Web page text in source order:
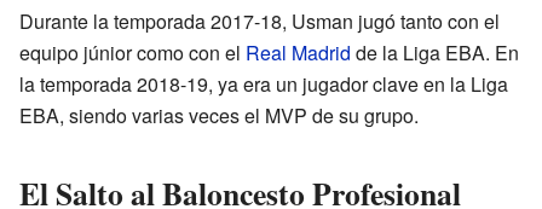
Durante la temporada 2017-18, Usman jugó tanto con el
equipo júnior como con el Real Madrid de la Liga EBA. En
la temporada 2018-19, ya era un jugador clave en la Liga
EBA, siendo varias veces el MVP de su grupo.
El Salto al Baloncesto Profesional